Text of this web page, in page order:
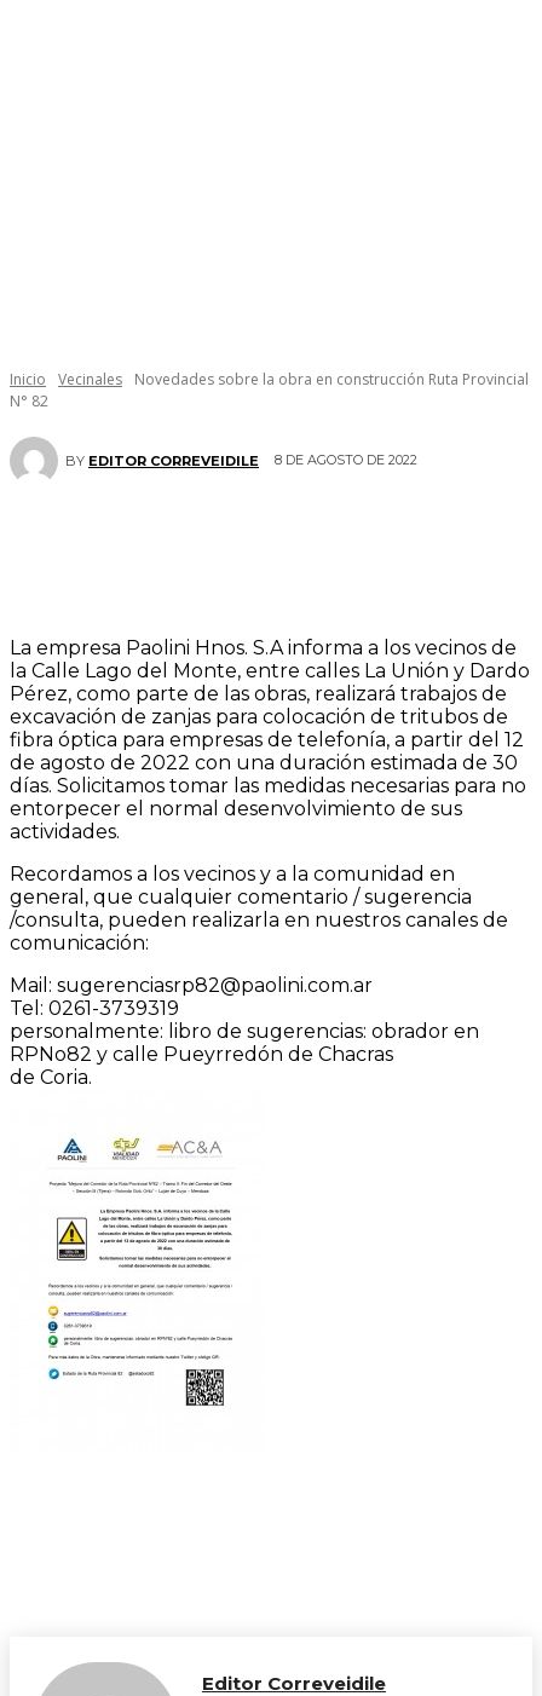
Inicio Vecinales
Novedades sobre la obra en construcción Ruta Provincial
N° 82
BY EDITOR CORREVEIDILE 8 DE AGOSTO DE 2022
La empresa Paolini Hnos. S.A informa a los vecinos de
la Calle Lago del Monte, entre calles La Unión y Dardo
Pérez, como parte de las obras, realizará trabajos de
excavación de zanjas para colocación de tritubos de
fibra óptica para empresas de telefonía, a partir del 12
de agosto de 2022 con una duración estimada de 30
días. Solicitamos tomar las medidas necesarias para no
entorpecer el normal desenvolvimiento de sus
actividades.
Recordamos a los vecinos y a la comunidad en
general, que cualquier comentario / sugerencia
/consulta, pueden realizarla en nuestros canales de
comunicación:
Mail: sugerenciasrp82@paolini.com.ar
Tel: 0261-3739319
personalmente: libro de sugerencias: obrador en
RPNo82 y calle Pueyrredón de Chacras
de Coria.
Editor Correveidile